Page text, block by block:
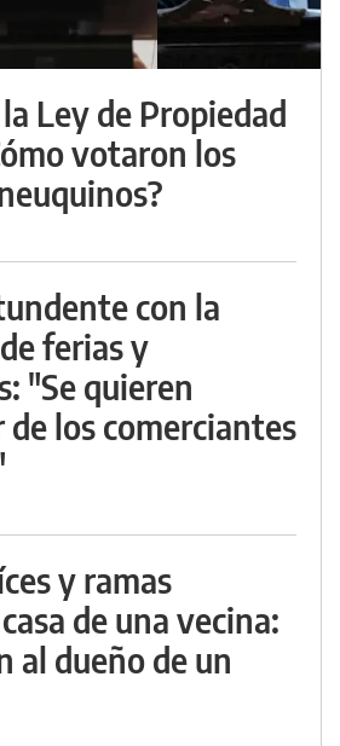
Ley de Propiedad
votaron los
con la
ferias y
"Se quieren
de los comerciantes
y ramas
de una vecina:
al dueño de un